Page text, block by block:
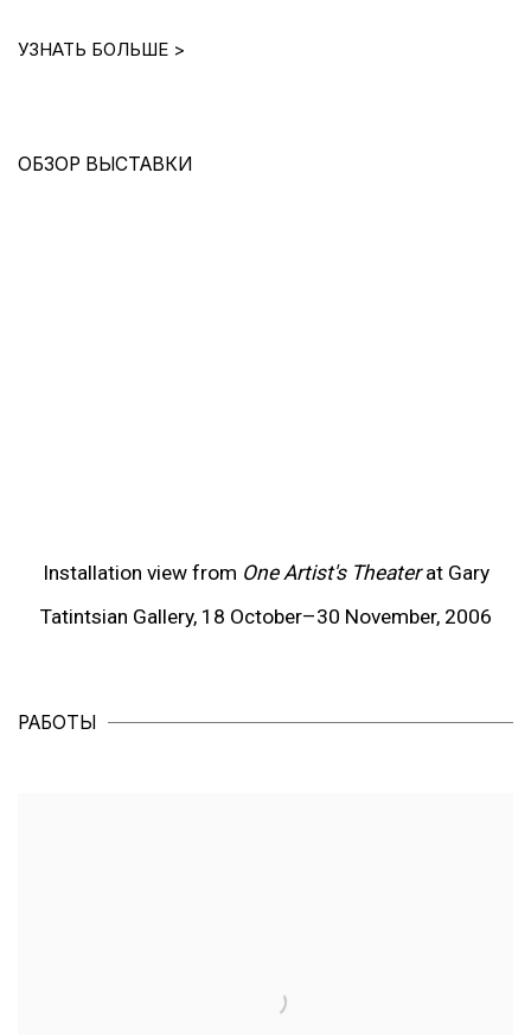
УЗНАТЬ БОЛЬШЕ >
ОБЗОР ВЫСТАВКИ
Installation view from One Artist's Theaterat Gary
Tatintsian Gallery, 18 October–30 November, 2006
РАБОТЫ